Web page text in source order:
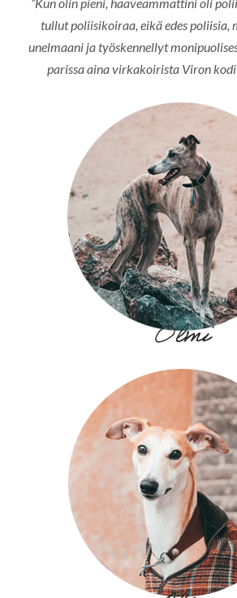
tullut poliisikoiraa, eikä edes poliisia,
unelmaani ja työskennellyt
parissa aina virkakoirista Viron